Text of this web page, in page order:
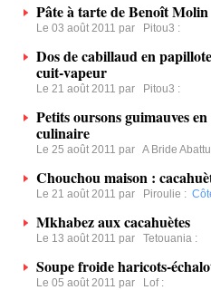
Pâte à tarte de Benoît Molin
Le 03 août 2011 par Pitou3 :
Dos de cabillaud en
cuit-vapeur
Le 21 août 2011 par Pitou3 :
Petits oursons guimauves
culinaire
Le 25 août 2011 par A Bride
Chouchou maison :
Le 21 août 2011 par Piroulie :
Mkhabez aux cacahuètes
Le 13 août 2011 par Tetouania :
Soupe froide haricots-
Le 05 août 2011 par Lof: